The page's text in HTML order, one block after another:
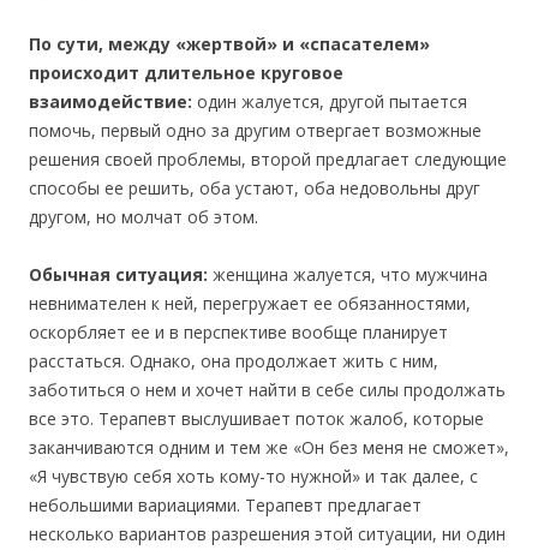
По сути, между «жертвой» и «спасателем»
происходит длительное круговое
взаимодействие: один жалуется, другой пытается
помочь, первый одно за другим отвергает возможные
решения своей проблемы, второй предлагает следующие
способы ее решить, оба устают, оба недовольны друг
другом, но молчат об этом.
Обычная ситуация: женщина жалуется, что мужчина
невнимателен к ней, перегружает ее обязанностями,
оскорбляет ее и в перспективе вообще планирует
расстаться. Однако, она продолжает жить с ним,
заботиться о нем и хочет найти в себе силы продолжать
все это. Терапевт выслушивает поток жалоб, которые
заканчиваются одним и тем же «Он без меня не сможет»,
«Я чувствую себя хоть кому-то нужной» и так далее, с
небольшими вариациями. Терапевт предлагает
несколько вариантов разрешения этой ситуации, ни один